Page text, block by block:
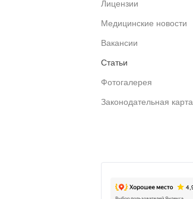
Лицензии
Медицинские новости
Вакансии
Статьи
Фотогалерея
Законодательная карта